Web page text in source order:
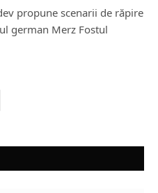
propune scenarii de răpire
german Merz Fostul